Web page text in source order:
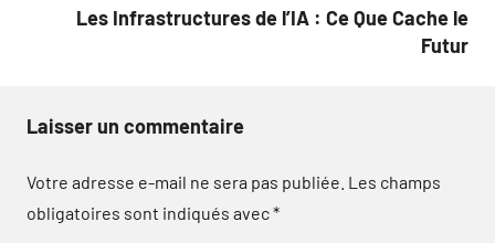
Les Infrastructures de l’IA : Ce Que Cache le
Futur
Laisser un commentaire
Votre adresse e-mail ne sera pas publiée. Les champs
obligatoires sont indiqués avec*